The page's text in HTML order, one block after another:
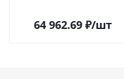
64 962.69₽/шт